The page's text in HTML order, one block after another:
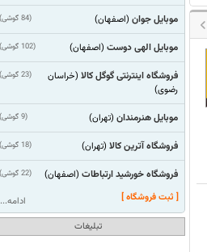
(84 گوشی) موبایل جوان (اصفهان)
(102 گوشی) موبایل الهی دوست (اصفهان)
(23 گوشی) فروشگاه اینترنتی گوگل کالا (خراسان
رضوی)
(9 گوشی) موبایل هنرمندان (تهران)
(18 گوشی) فروشگاه آترین کالا (تهران)
(22 گوشی) فروشگاه خورشید ارتباطات (اصفهان)
[ ثبت فروشگاه ]
ادامه...
تبلیغات